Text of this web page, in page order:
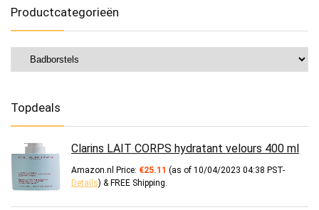
Productcategorieën
Topdeals
Clarins LAIT CORPS hydratant velours 400 ml
Amazon.nl Price: €25.11 (as of 10/04/2023 04:38 PST-
Details) & FREE Shipping.